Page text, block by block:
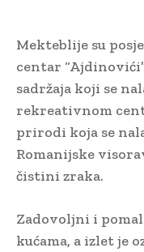
Mekteblije su
centar
sadržaja koji se
rekreativnom
prirodi koja se
Romanijske
čistini zraka.
Zadovoljni i
kućama, a izlet je